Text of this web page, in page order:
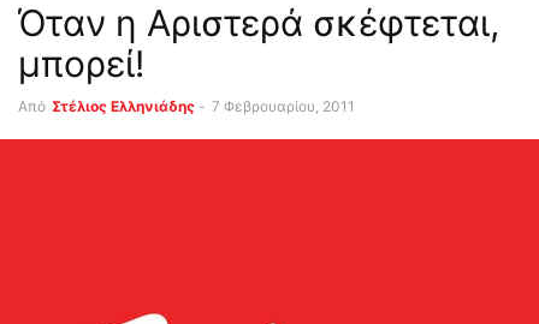
Όταν η Αριστερά σκέφτεται,
μπορεί!
Από Στέλιος Ελληνιάδης - 7 Φεβρουαρίου, 2011